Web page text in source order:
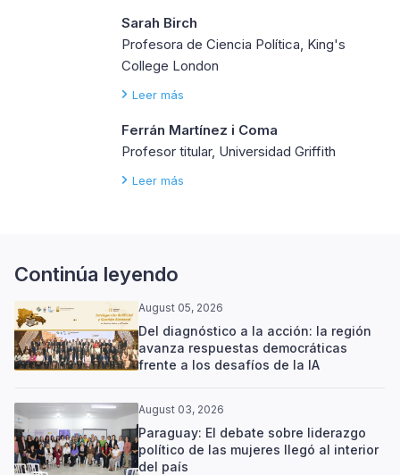
Sarah Birch
Profesora de Ciencia Política, King's
College London
Leer más
Ferrán Martínez i Coma
Profesor titular, Universidad Griffith
Leer más
Continúa leyendo
August 05, 2026
Del diagnóstico a la acción: la región
avanza respuestas democráticas
frente a los desafíos de la IA
August 03, 2026
Paraguay: El debate sobre liderazgo
político de las mujeres llegó al interior
del país